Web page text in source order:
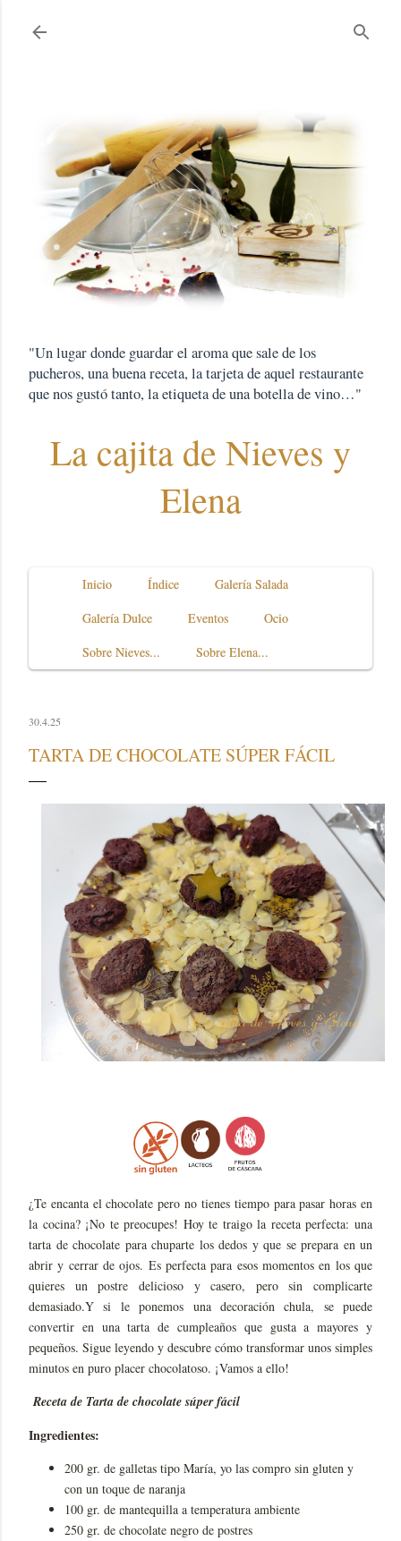
"Un lugar donde guardar el aroma que sale de los
pucheros, una buena receta, la tarjeta de aquel restaurante
que nos gustó tanto, la etiqueta de una botella de vino…"
La cajita de Nieves y
Elena
Inicio Índice
Galería Salada
Galería Dulce
Eventos
Ocio
Sobre Nieves...
Sobre Elena...
30.4.25
TARTA DE CHOCOLATE SÚPER FÁCIL
¿Te encanta el chocolate pero no tienes tiempo para pasar horas en
la cocina? ¡No te preocupes! Hoy te traigo la receta perfecta: una
tarta de chocolate para chuparte los dedos y que se prepara en un
abrir y cerrar de ojos. Es perfecta para esos momentos en los que
quieres un postre delicioso y casero, pero sin complicarte
demasiado.Y si le ponemos una decoración chula, se puede
convertir en una tarta de cumpleaños que gusta a mayores y
pequeños. Sigue leyendo y descubre cómo transformar unos simples
minutos en puro placer chocolatoso. ¡Vamos a ello!
Receta de Tarta de chocolate súper fácil
Ingredientes:
200 gr. de galletas tipo María, yo las compro sin gluten y
con un toque de naranja
100 gr. de mantequilla a temperatura ambiente
250 gr. de chocolate negro de postres